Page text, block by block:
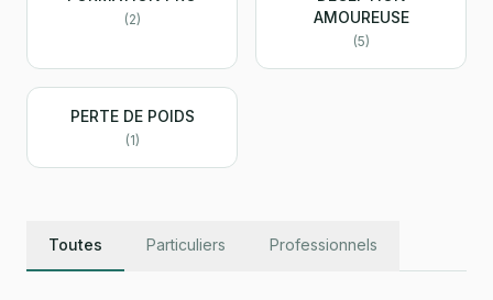
(2)
AMOUREUSE
(5)
PERTE DE POIDS
(1)
Toutes Particuliers Professionnels